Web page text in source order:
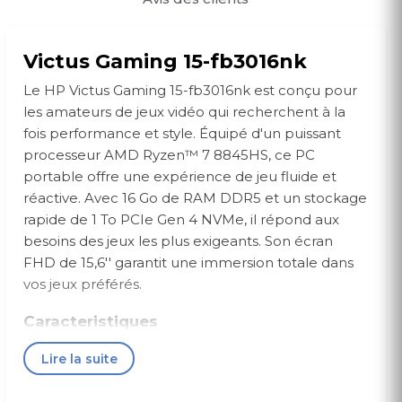
Victus Gaming 15-fb3016nk
Le HP Victus Gaming 15-fb3016nk est conçu pour
les amateurs de jeux vidéo qui recherchent à la
fois performance et style. Équipé d'un puissant
processeur AMD Ryzen™ 7 8845HS, ce PC
portable offre une expérience de jeu fluide et
réactive. Avec 16 Go de RAM DDR5 et un stockage
rapide de 1 To PCIe Gen 4 NVMe, il répond aux
besoins des jeux les plus exigeants. Son écran
FHD de 15,6'' garantit une immersion totale dans
vos jeux préférés.
Caracteristiques
Processeur:AMD Ryzen™ 7 8845HS, jusqu'à
5,1 GHz
Lire la suite